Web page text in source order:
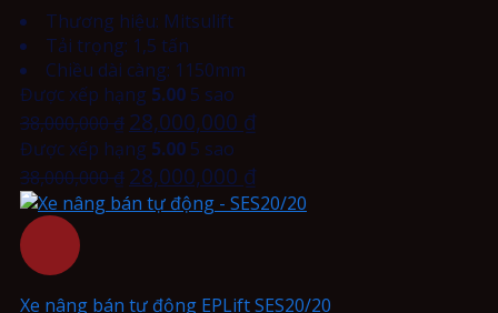
Thương hiệu: Mitsulift
Tải trọng: 1,5 tấn
Chiều dài càng: 1150mm
Được xếp hạng 5.00 5 sao
38,000,000₫ 28,000,000 ₫
Được xếp hạng 5.00 5 sao
38,000,000₫ 28,000,000 ₫
Xe nâng bán tự động EPLift SES20/20